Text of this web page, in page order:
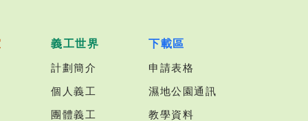
義工世界
計劃簡介
個人義工
團體義工
下載區
申請表格
濕地公園通訊
教學資料